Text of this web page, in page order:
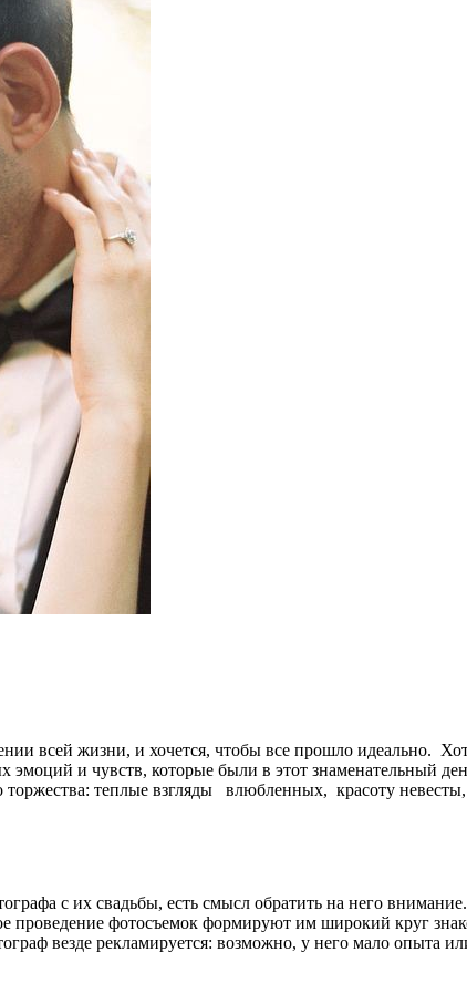
всей жизни, и хочется, чтобы все прошло идеально.
эмоций и чувств, которые были в этот знаменательный
теплые взгляды влюбленных, красоту
с их свадьбы, есть смысл обратить на него
проведение фотосъемок формируют им широкий круг
везде рекламируется: возможно, у него мало опыта